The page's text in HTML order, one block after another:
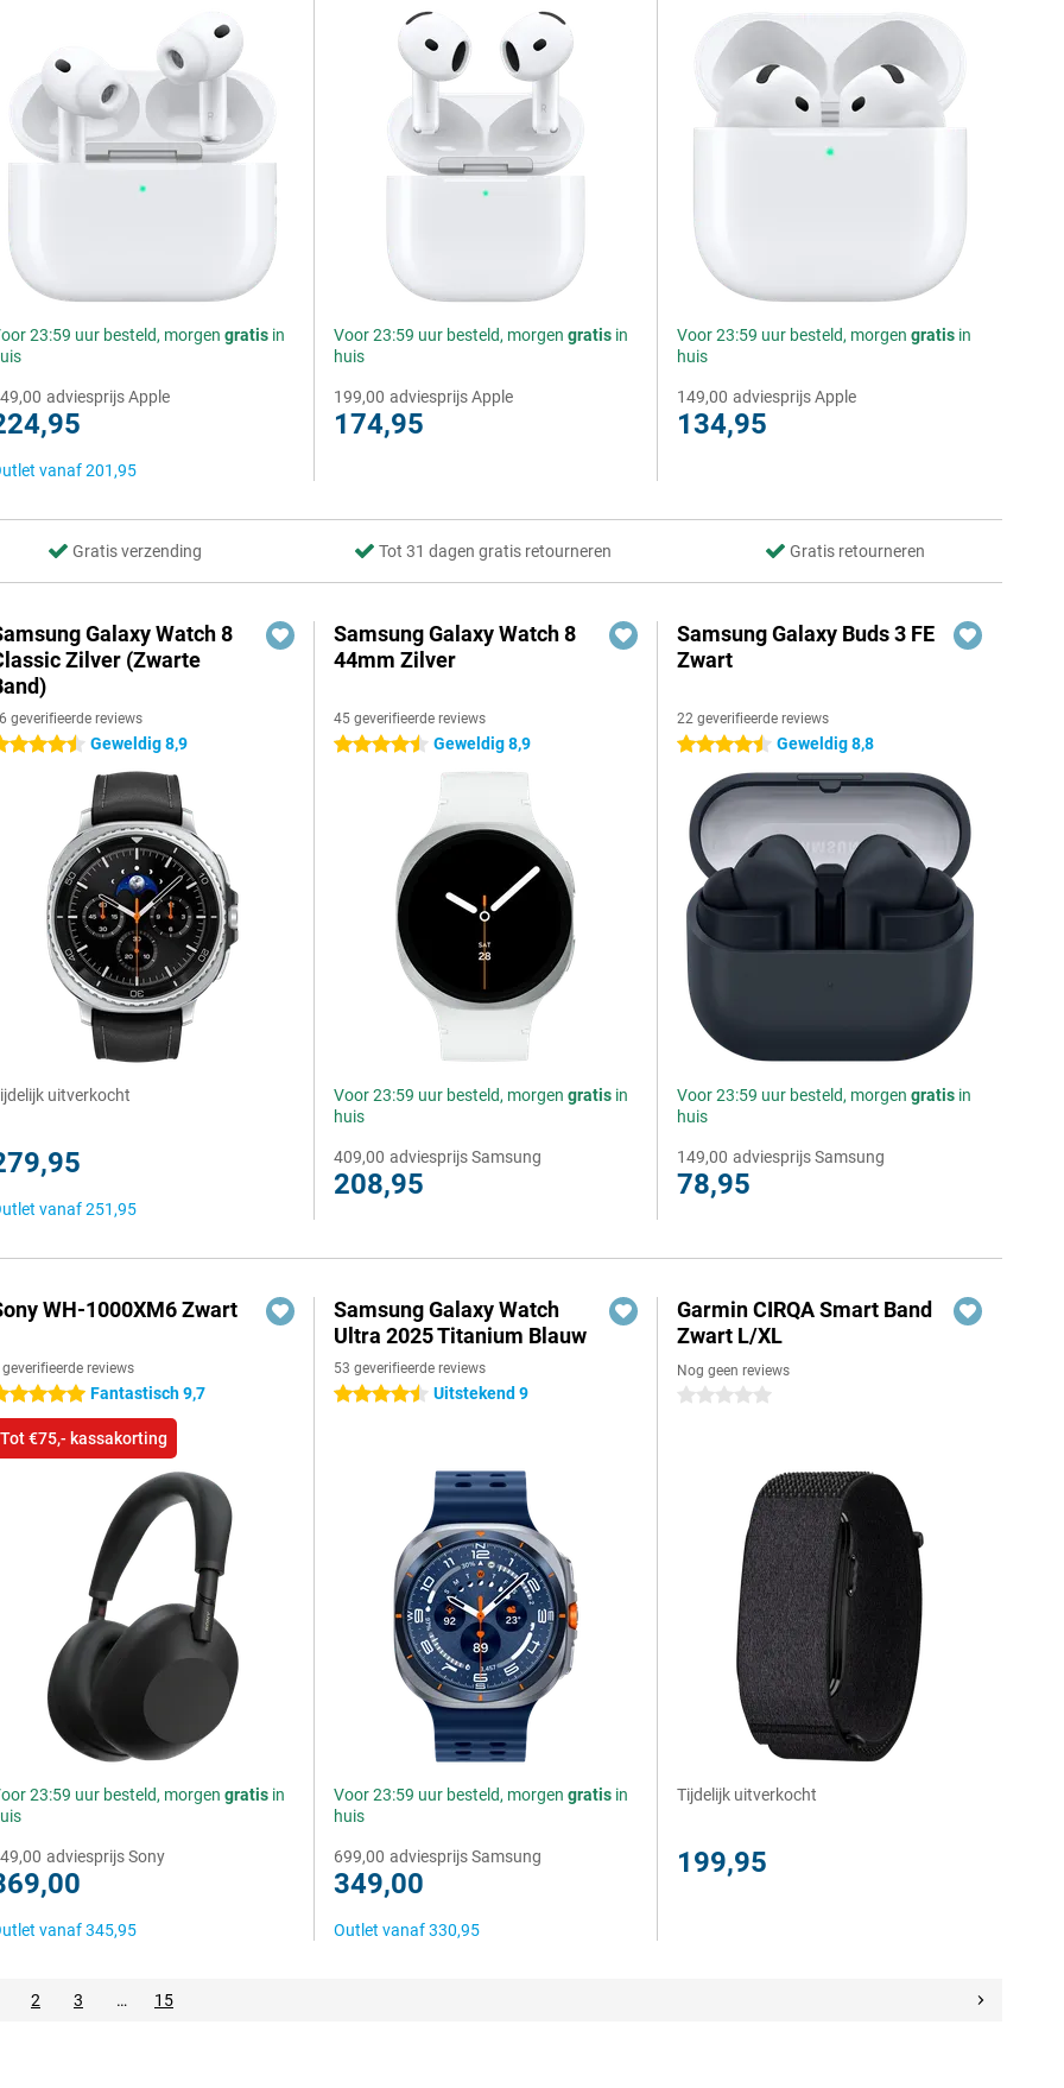
23:59 uur besteld, morgen gratis in
adviesprijs Apple
vanaf201,95
Voor 23:59 uur besteld, morgengratis in
huis
199,00 adviesprijs Apple
174,95
Voor 23:59 uur besteld, morgengratis in
huis
149,00 adviesprijs Apple
134,95
Gratis verzending Tot 31 dagen gratis retourneren Gratis retourneren
Galaxy Watch 8
Zilver (Zwarte
geverifieerde reviews
sterren Geweldig 8,9
uitverkocht
vanaf251,95
Samsung Galaxy Watch 8
44mm Zilver
45 geverifieerde reviews
4.5 sterren Geweldig 8,9
Voor 23:59 uur besteld, morgengratis in
huis
409,00 adviesprijs Samsung
208,95
Samsung Galaxy Buds 3 FE
Zwart
22 geverifieerde reviews
4.5 sterren Geweldig 8,8
Voor 23:59 uur besteld, morgengratis in
huis
149,00 adviesprijs Samsung
78,95
WH-1000XM6 Zwart
reviews
sterren Fantastisch 9,7
Tot €75,- kassakorting
23:59 uur besteld, morgen gratis in
adviesprijs Sony
vanaf345,95
Samsung Galaxy Watch
Ultra 2025 Titanium Blauw
53 geverifieerde reviews
4.5 sterren Uitstekend 9
Voor 23:59 uur besteld, morgengratis in
huis
699,00 adviesprijs Samsung
349,00
Outlet vanaf330,95
Garmin CIRQA Smart Band
Zwart L/XL
Nog geen reviews
0 sterren
Tijdelijk uitverkocht
199,95
2 3 … 15